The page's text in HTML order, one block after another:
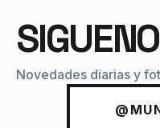
Novedades diarias y